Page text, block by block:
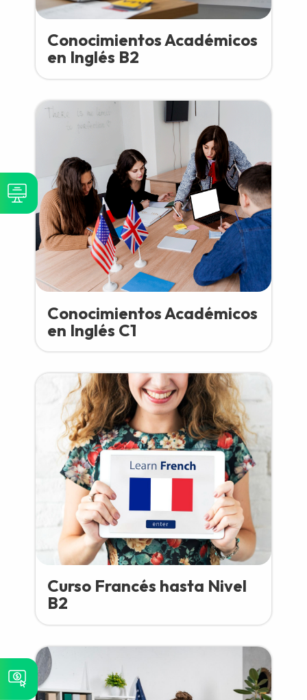
Conocimientos Académicos
en Inglés B2
Conocimientos Académicos
en Inglés C1
Curso Francés hasta Nivel
B2